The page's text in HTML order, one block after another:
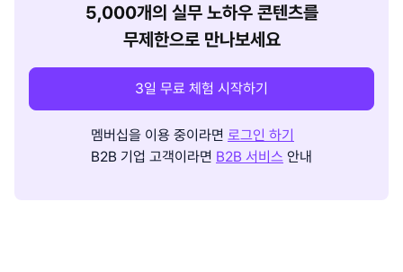
5,000개의 실무 노하우 콘텐츠를
무제한으로 만나보세요
3일 무료 체험 시작하기
멤버십을 이용 중이라면 로그인 하기
B2B 기업 고객이라면 B2B 서비스 안내